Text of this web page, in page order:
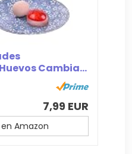
Cambia...
7,99 EUR
Amazon